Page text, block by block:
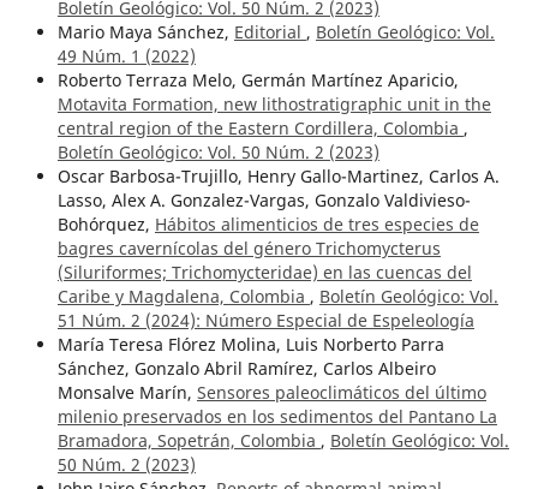
Boletín Geológico: Vol. 50 Núm. 2 (2023)
Mario Maya Sánchez, Editorial , Boletín Geológico: Vol.
49 Núm. 1 (2022)
Roberto Terraza Melo, Germán Martínez Aparicio,
Motavita Formation, new lithostratigraphic unit in the
central region of the Eastern Cordillera, Colombia ,
Boletín Geológico: Vol. 50 Núm. 2 (2023)
Oscar Barbosa-Trujillo, Henry Gallo-Martinez, Carlos A.
Lasso, Alex A. Gonzalez-Vargas, Gonzalo Valdivieso-
Bohórquez, Hábitos alimenticios de tres especies de
bagres cavernícolas del género Trichomycterus
(Siluriformes; Trichomycteridae) en las cuencas del
Caribe y Magdalena, Colombia , Boletín Geológico: Vol.
51 Núm. 2 (2024): Número Especial de Espeleología
María Teresa Flórez Molina, Luis Norberto Parra
Sánchez, Gonzalo Abril Ramírez, Carlos Albeiro
Monsalve Marín, Sensores paleoclimáticos del último
milenio preservados en los sedimentos del Pantano La
Bramadora, Sopetrán, Colombia , Boletín Geológico: Vol.
50 Núm. 2 (2023)